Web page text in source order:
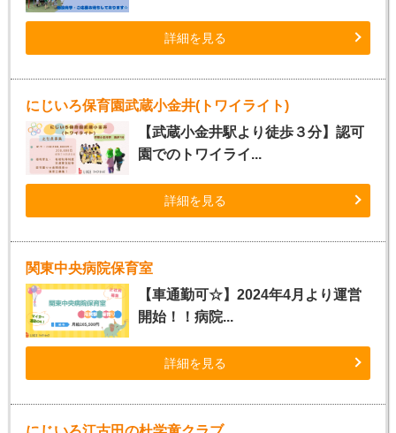
詳細を見る
にじいろ保育園武蔵小金井(トワイライト)
【武蔵小金井駅より徒歩３分】認可
園でのトワイライ...
詳細を見る
関東中央病院保育室
【車通勤可☆】2024年4月より運営
開始！！病院...
詳細を見る